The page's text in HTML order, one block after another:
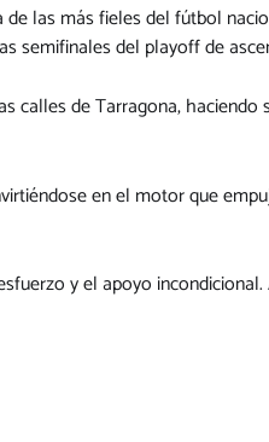
las más fieles del fútbol
semifinales del playoff de
calles de Tarragona,
en el motor que
y el apoyo